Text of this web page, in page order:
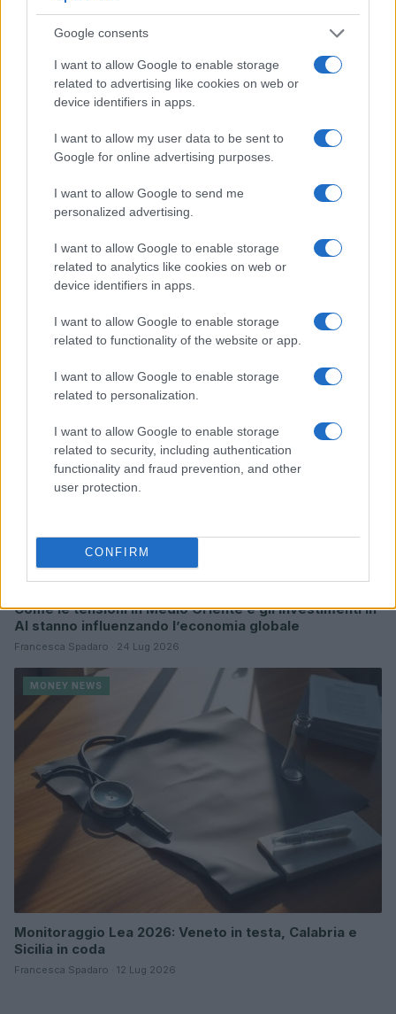
Google consents
I want to allow Google to enable storage
related to advertising like cookies on web or
device identifiers in apps.
I want to allow my user data to be sent to
Google for online advertising purposes.
I want to allow Google to send me
personalized advertising.
I want to allow Google to enable storage
related to analytics like cookies on web or
device identifiers in apps.
I want to allow Google to enable storage
related to functionality of the website or app.
I want to allow Google to enable storage
related to personalization.
I want to allow Google to enable storage
related to security, including authentication
functionality and fraud prevention, and other
user protection.
CONFIRM
MONEY NEWS
Borse europee in rosso: petrolio in rialzo e focus su
Edoardo Vitali · 30 Lug 2026
Come le tensioni in Medio Oriente e gli investimenti in
AI stanno influenzando l’economia globale
Francesca Spadaro · 24 Lug 2026
MONEY NEWS
Monitoraggio Lea 2026: Veneto in testa, Calabria e
Sicilia in coda
Francesca Spadaro · 12 Lug 2026